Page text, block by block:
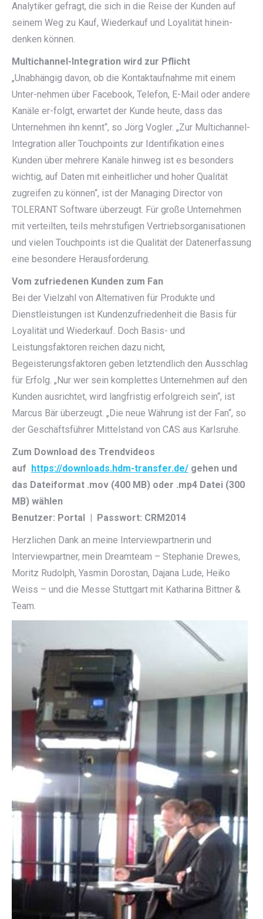
Analytiker gefragt, die sich in die Reise der Kunden auf
seinem Weg zu Kauf, Wiederkauf und Loyalität hinein-
denken können.
Multichannel-Integration wird zur Pflicht
„Unabhängig davon, ob die Kontaktaufnahme mit einem
Unter-nehmen über Facebook, Telefon, E-Mail oder andere
Kanäle er-folgt, erwartet der Kunde heute, dass das
Unternehmen ihn kennt“, so Jörg Vogler. „Zur Multichannel-
Integration aller Touchpoints zur Identifikation eines
Kunden über mehrere Kanäle hinweg ist es besonders
wichtig, auf Daten mit einheitlicher und hoher Qualität
zugreifen zu können“, ist der Managing Director von
TOLERANT Software überzeugt. Für große Unternehmen
mit verteilten, teils mehrstufigen Vertriebsorganisationen
und vielen Touchpoints ist die Qualität der Datenerfassung
eine besondere Herausforderung.
Vom zufriedenen Kunden zum Fan
Bei der Vielzahl von Alternativen für Produkte und
Dienstleistungen ist Kundenzufriedenheit die Basis für
Loyalität und Wiederkauf. Doch Basis- und
Leistungsfaktoren reichen dazu nicht,
Begeisterungsfaktoren geben letztendlich den Ausschlag
für Erfolg. „Nur wer sein komplettes Unternehmen auf den
Kunden ausrichtet, wird langfristig erfolgreich sein“, ist
Marcus Bär überzeugt. „Die neue Währung ist der Fan“, so
der Geschäftsführer Mittelstand von CAS aus Karlsruhe.
Zum Download des Trendvideos
auf https://downloads.hdm-transfer.de/ gehen und
das Dateiformat .mov (400 MB) oder .mp4 Datei (300
MB) wählen
Benutzer: Portal | Passwort: CRM2014
Herzlichen Dank an meine Interviewpartnerin und
Interviewpartner, mein Dreamteam – Stephanie Drewes,
Moritz Rudolph, Yasmin Dorostan, Dajana Lude, Heiko
Weiss – und die Messe Stuttgart mit Katharina Bittner &
Team.